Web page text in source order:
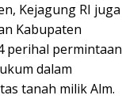
Kejagung RI juga
Kabupaten
perihal permintaan
dalam
tanah milik Alm.